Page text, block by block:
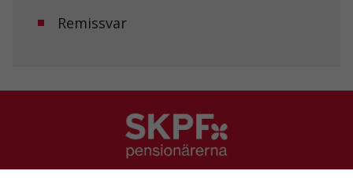
Remissvar
Marknadsföring
Genom att dela
med dig av dina
intressen och ditt
beteende när du